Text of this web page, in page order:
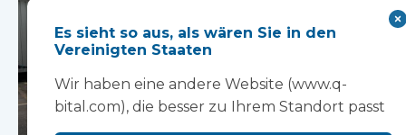
Es sieht so aus, als wären Sie in den
Vereinigten Staaten
Wir haben eine andere Website (www.q-
bital.com), die besser zu Ihrem Standort passt